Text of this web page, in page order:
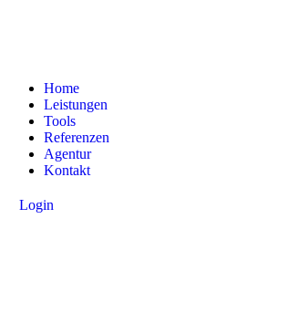
Home
Leistungen
Tools
Referenzen
Agentur
Kontakt
Login